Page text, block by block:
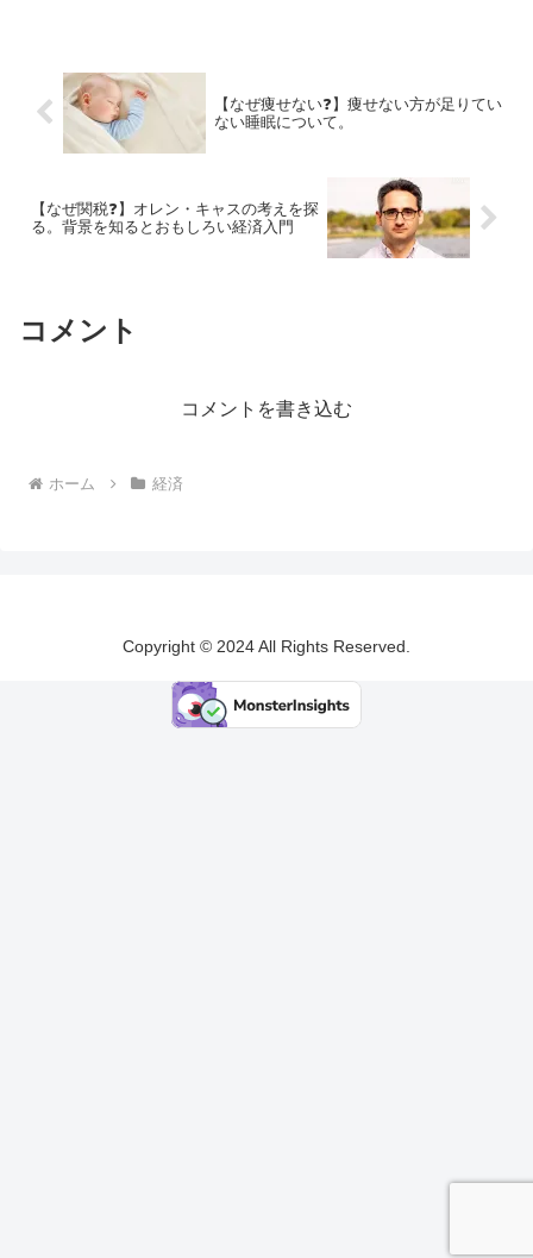
【なぜ痩せない❓】痩せない方が足りてい
ない睡眠について。
【なぜ関税❓】オレン・キャスの考えを探
る。背景を知るとおもしろい経済入門
コメント
コメントを書き込む
ホーム 経済
Copyright © 2024 All Rights Reserved.